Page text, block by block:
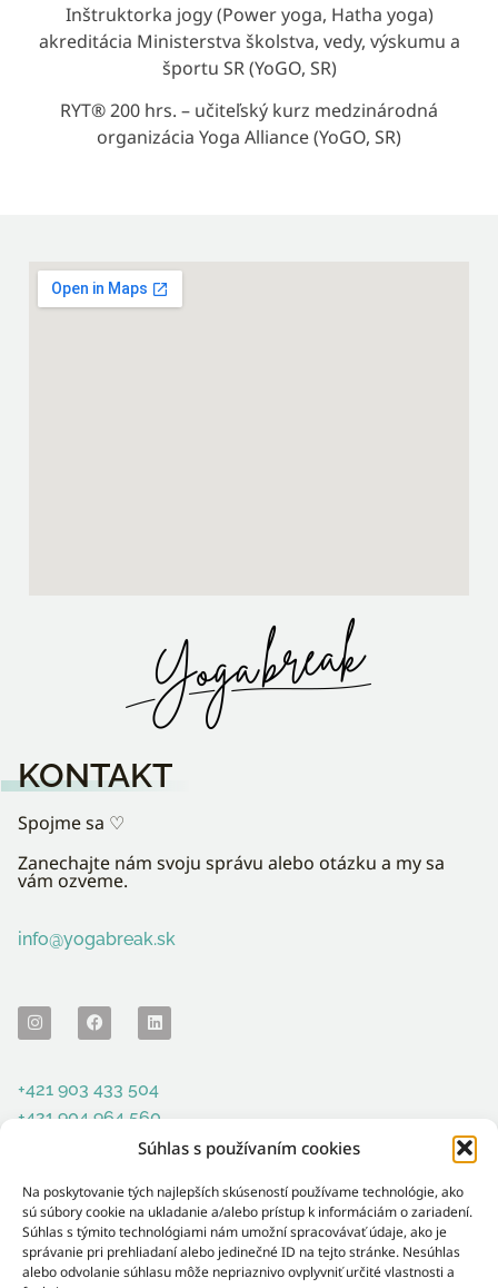
Súhlas s používaním cookies
Na poskytovanie tých najlepších skúseností používame technológie, ako
sú súbory cookie na ukladanie a/alebo prístup k informáciám o zariadení.
Súhlas s týmito technológiami nám umožní spracovávať údaje, ako je
správanie pri prehliadaní alebo jedinečné ID na tejto stránke. Nesúhlas
alebo odvolanie súhlasu môže nepriaznivo ovplyvniť určité vlastnosti a
Inštruktorka jogy (Power yoga, Hatha yoga)
akreditácia Ministerstva školstva, vedy, výskumu a
športu SR (YoGO, SR)
RYT® 200 hrs. – učiteľský kurz medzinárodná
organizácia Yoga Alliance (YoGO, SR)
KONTAKT
Spojme sa ♡︎
Zanechajte nám svoju správu alebo otázku a my sa
vám ozveme.
info@yogabreak.sk
+421 903 433 504
+421 904 964 560
Mudrochova 7512/2
835 27 Bratislava-Rača
Slovensko